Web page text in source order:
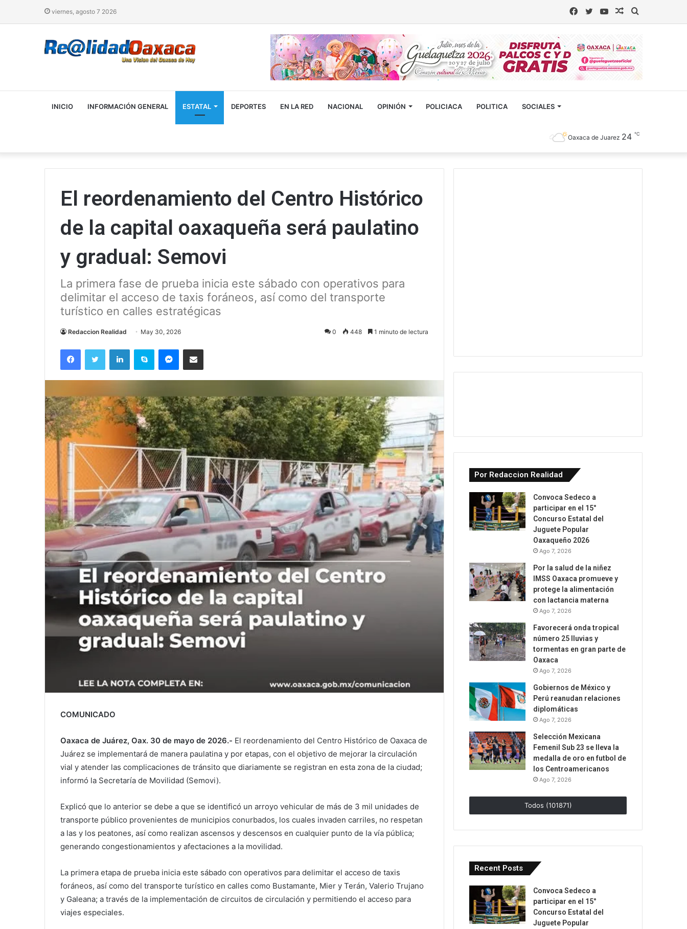
viernes, agosto 7 2026 Buscar
Artículo
YouTube
Twitter
Facebook
INICIO INFORMACIÓN GENERAL ESTATAL DEPORTES EN LA RED NACIONAL OPINIÓN POLICIACA POLITICA SOCIALES
Oaxaca de Juarez 24 ℃
El reordenamiento del Centro Histórico
de la capital oaxaqueña será paulatino
y gradual: Semovi
La primera fase de prueba inicia este sábado con operativos para
delimitar el acceso de taxis foráneos, así como del transporte
turístico en calles estratégicas
Redaccion Realidad May 30, 2026 0 448 1 minuto de lectura
FacebookTwitter LinkedInSkype MessengerCompartir via correo electrónico
COMUNICADO
Oaxaca de Juárez, Oax. 30 de mayo de 2026.- El reordenamiento del Centro Histórico de Oaxaca de
Juárez se implementará de manera paulatina y por etapas, con el objetivo de mejorar la circulación
vial y atender las complicaciones de tránsito que diariamente se registran en esta zona de la ciudad;
informó la Secretaría de Movilidad (Semovi).
Explicó que lo anterior se debe a que se identificó un arroyo vehicular de más de 3 mil unidades de
transporte público provenientes de municipios conurbados, los cuales invaden carriles, no respetan
a las y los peatones, así como realizan ascensos y descensos en cualquier punto de la vía pública;
generando congestionamientos y afectaciones a la movilidad.
La primera etapa de prueba inicia este sábado con operativos para delimitar el acceso de taxis
foráneos, así como del transporte turístico en calles como Bustamante, Mier y Terán, Valerio Trujano
y Galeana; a través de la implementación de circuitos de circulación y permitiendo el acceso para
viajes especiales.
Por Redaccion Realidad
Convoca Sedeco a
participar en el 15°
Concurso Estatal del
Juguete Popular
Oaxaqueño 2026
Ago 7, 2026
Por la salud de la niñez
IMSS Oaxaca promueve y
protege la alimentación
con lactancia materna
Ago 7, 2026
Favorecerá onda tropical
número 25 lluvias y
tormentas en gran parte de
Oaxaca
Ago 7, 2026
Gobiernos de México y
Perú reanudan relaciones
diplomáticas
Ago 7, 2026
Selección Mexicana
Femenil Sub 23 se lleva la
medalla de oro en futbol de
los Centroamericanos
Ago 7, 2026
Todos (101871)
Recent Posts
Convoca Sedeco a
participar en el 15°
Concurso Estatal del
Juguete Popular